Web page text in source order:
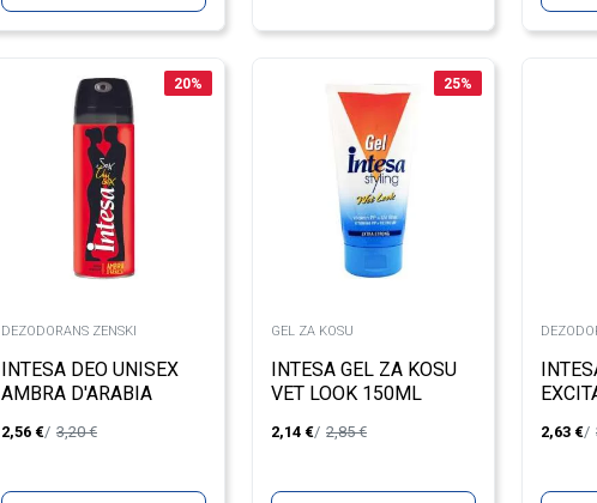
20%
DEZODORANS ZENSKI
INTESA DEO UNISEX
AMBRA D'ARABIA
2,56 € 3,20€
25%
GEL ZA KOSU
INTESA GEL ZA KOSU
VET LOOK 150ML
2,14 € 2,85€ 2,63 €